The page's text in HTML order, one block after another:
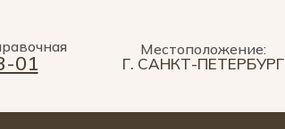
01
Местоположение:
Г. САНКТ-ПЕТЕРБУРГ